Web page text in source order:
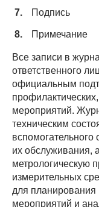
Подпись
Примечание
Все записи в
ответственного
официальным
мероприятий.
техническим
их обслуживания,
метрологическую
измерительных
для планирования
мероприятий и